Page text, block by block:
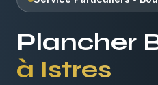
Plancher
à Istres